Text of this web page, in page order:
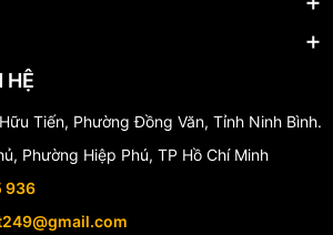
HỆ
Tiến, Phường Đồng Văn, Tỉnh Ninh Bình.
Phường Hiệp Phú, TP Hồ Chí Minh
936